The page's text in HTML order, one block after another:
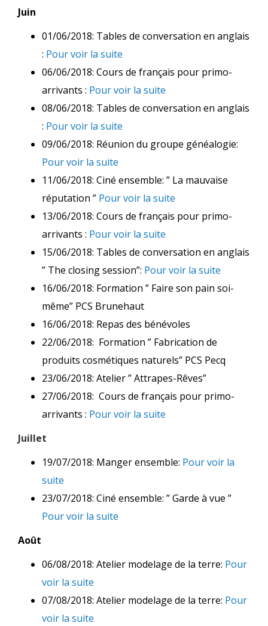
Juin
01/06/2018: Tables de conversation en anglais
: Pour voir la suite
06/06/2018: Cours de français pour primo-
arrivants : Pour voir la suite
08/06/2018: Tables de conversation en anglais
: Pour voir la suite
09/06/2018: Réunion du groupe généalogie:
Pour voir la suite
11/06/2018: Ciné ensemble: ” La mauvaise
réputation ” Pour voir la suite
13/06/2018: Cours de français pour primo-
arrivants : Pour voir la suite
15/06/2018: Tables de conversation en anglais
” The closing session”: Pour voir la suite
16/06/2018: Formation ” Faire son pain soi-
même” PCS Brunehaut
16/06/2018: Repas des bénévoles
22/06/2018: Formation ” Fabrication de
produits cosmétiques naturels” PCS Pecq
23/06/2018: Atelier ” Attrapes-Rêves”
27/06/2018: Cours de français pour primo-
arrivants : Pour voir la suite
Juillet
19/07/2018: Manger ensemble: Pour voir la
suite
23/07/2018: Ciné ensemble: ” Garde à vue ”
Pour voir la suite
Août
06/08/2018: Atelier modelage de la terre: Pour
voir la suite
07/08/2018: Atelier modelage de la terre: Pour
voir la suite